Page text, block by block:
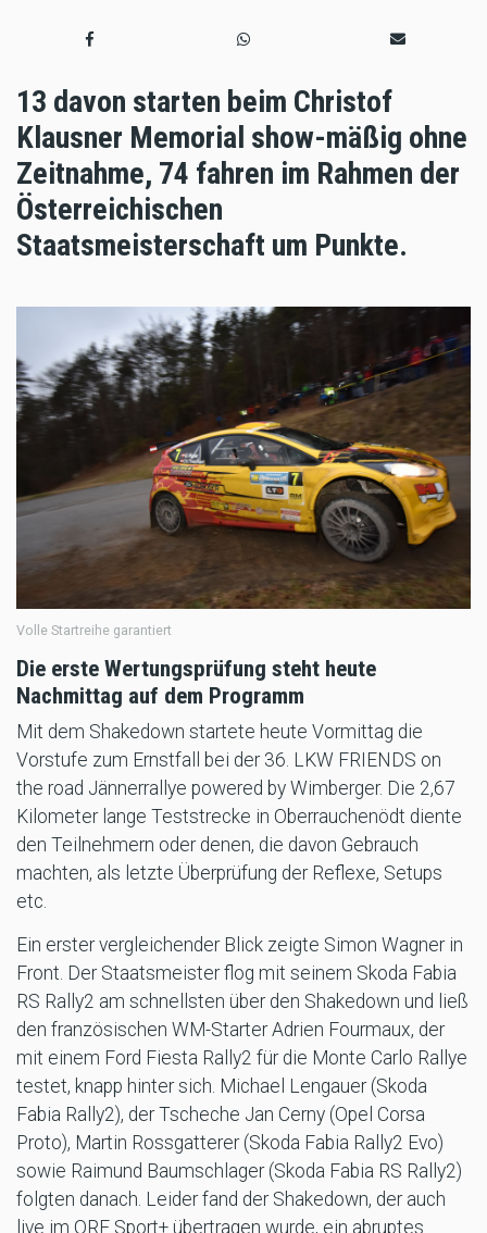
13 davon starten beim Christof
Klausner Memorial show-mäßig ohne
Zeitnahme, 74 fahren im Rahmen der
Österreichischen
Staatsmeisterschaft um Punkte.
Volle Startreihe garantiert
Die erste Wertungsprüfung steht heute
Nachmittag auf dem Programm
Mit dem Shakedown startete heute Vormittag die
Vorstufe zum Ernstfall bei der 36. LKW FRIENDS on
the road Jännerrallye powered by Wimberger. Die 2,67
Kilometer lange Teststrecke in Oberrauchenödt diente
den Teilnehmern oder denen, die davon Gebrauch
machten, als letzte Überprüfung der Reflexe, Setups
etc.
Ein erster vergleichender Blick zeigte Simon Wagner in
Front. Der Staatsmeister flog mit seinem Skoda Fabia
RS Rally2 am schnellsten über den Shakedown und ließ
den französischen WM-Starter Adrien Fourmaux, der
mit einem Ford Fiesta Rally2 für die Monte Carlo Rallye
testet, knapp hinter sich. Michael Lengauer (Skoda
Fabia Rally2), der Tscheche Jan Cerny (Opel Corsa
Proto), Martin Rossgatterer (Skoda Fabia Rally2 Evo)
sowie Raimund Baumschlager (Skoda Fabia RS Rally2)
folgten danach. Leider fand der Shakedown, der auch
live im ORF Sport+ übertragen wurde, ein abruptes